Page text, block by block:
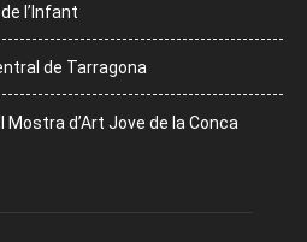
l’Infant
de Tarragona
Mostra d’Art Jove de la Conca